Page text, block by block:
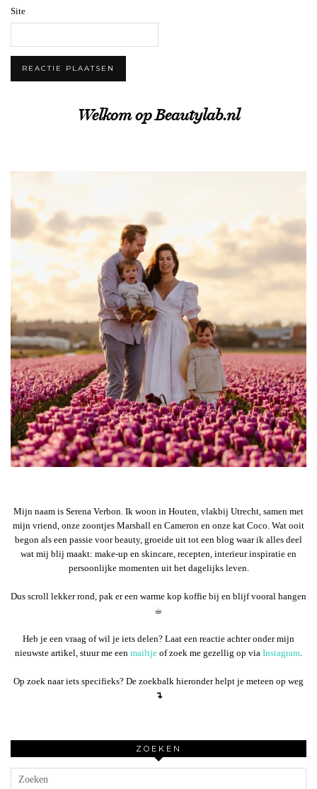
Site
Welkom op Beautylab.nl
Mijn naam is Serena Verbon. Ik woon in Houten, vlakbij Utrecht, samen met
mijn vriend, onze zoontjes Marshall en Cameron en onze kat Coco. Wat ooit
begon als een passie voor beauty, groeide uit tot een blog waar ik alles deel
wat mij blij maakt: make-up en skincare, recepten, interieur inspiratie en
persoonlijke momenten uit het dagelijks leven.
Dus scroll lekker rond, pak er een warme kop koffie bij en blijf vooral hangen
☕︎
Heb je een vraag of wil je iets delen? Laat een reactie achter onder mijn
nieuwste artikel, stuur me een mailtje of zoek me gezellig op via Instagram.
Op zoek naar iets specifieks? De zoekbalk hieronder helpt je meteen op weg
↴
ZOEKEN